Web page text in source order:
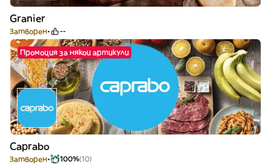
Granier
Затворен --
Промоция за някои артикули
Caprabo
Затворен 100%(10)